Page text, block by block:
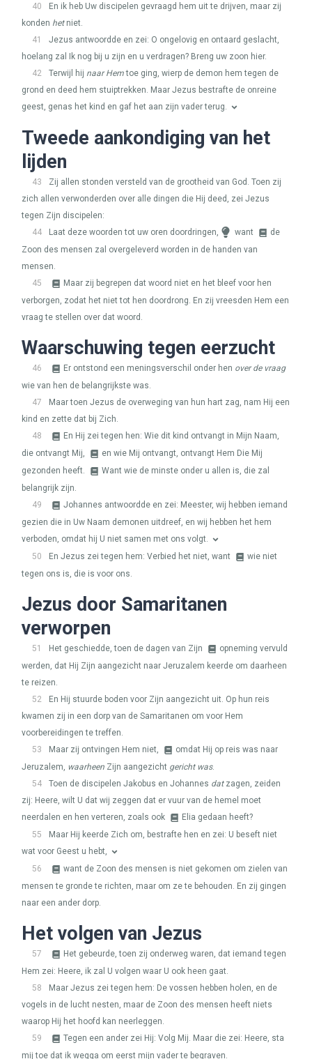
40
En ik heb Uw discipelen gevraagd hem uit te drijven, maar zij
konden hetniet.
41
Jezus antwoordde en zei: O ongelovig en ontaard geslacht,
hoelang zal Ik nog bij u zijn en u verdragen? Breng uw zoon hier.
42
Terwijl hij naar Hemtoe ging, wierp de demon hem tegen de
grond en deed hem stuiptrekken. Maar Jezus bestrafte de onreine
geest, genas het kind en gaf het aan zijn vader terug.
Tweede aankondiging van het
lijden
43
Zij allen stonden versteld van de grootheid van God. Toen zij
zich allen verwonderden over alle dingen die Hij deed, zei Jezus
tegen Zijn discipelen:
44
Laat deze woorden tot uw oren doordringen, want
de
Zoon des mensen zal overgeleverd worden in de handen van
mensen.
45
Maar zij begrepen dat woord niet en het bleef voor hen
verborgen, zodat het niet tot hen doordrong. En zij vreesden Hem een
vraag te stellen over dat woord.
Waarschuwing tegen eerzucht
46 Er ontstond een meningsverschil onder hen over de vraag
wie van hen de belangrijkste was.
47
Maar toen Jezus de overweging van hun hart zag, nam Hij een
kind en zette dat bij Zich.
48
En Hij zei tegen hen: Wie dit kind ontvangt in Mijn Naam,
die ontvangt Mij,
en wie Mij ontvangt, ontvangt Hem Die Mij
gezonden heeft.
Want wie de minste onder u allen is, die zal
belangrijk zijn.
49
Johannes antwoordde en zei: Meester, wij hebben iemand
gezien die in Uw Naam demonen uitdreef, en wij hebben het hem
verboden, omdat hij U niet samen met ons volgt.
50
En Jezus zei tegen hem: Verbied het niet, want
wie niet
tegen ons is, die is voor ons.
Jezus door Samaritanen
verworpen
51 Het geschiedde, toen de dagen van Zijn
opneming vervuld
werden, dat Hij Zijn aangezicht naar Jeruzalem keerde om daarheen
te reizen.
52
En Hij stuurde boden voor Zijn aangezicht uit. Op hun reis
kwamen zij in een dorp van de Samaritanen om voor Hem
voorbereidingen te treffen.
53
Maar zij ontvingen Hem niet,
omdat Hij op reis was naar
Jeruzalem, waarheen Zijn aangezicht gericht was.
54
Toen de discipelen Jakobus en Johannes datzagen, zeiden
zij: Heere, wilt U dat wij zeggen dat er vuur van de hemel moet
neerdalen en hen verteren, zoals ook
Elia gedaan heeft?
55
Maar Hij keerde Zich om, bestrafte hen en zei: U beseft niet
wat voor Geest u hebt,
56
want de Zoon des mensen is niet gekomen om zielen van
mensen te gronde te richten, maar om ze te behouden. En zij gingen
naar een ander dorp.
Het volgen van Jezus
57
Het gebeurde, toen zij onderweg waren, dat iemand tegen
Hem zei: Heere, ik zal U volgen waar U ook heen gaat.
58
Maar Jezus zei tegen hem: De vossen hebben holen, en de
vogels in de lucht nesten, maar de Zoon des mensen heeft niets
waarop Hij het hoofd kan neerleggen.
59
Tegen een ander zei Hij: Volg Mij. Maar die zei: Heere, sta
mij toe dat ik wegga om eerst mijn vader te begraven.